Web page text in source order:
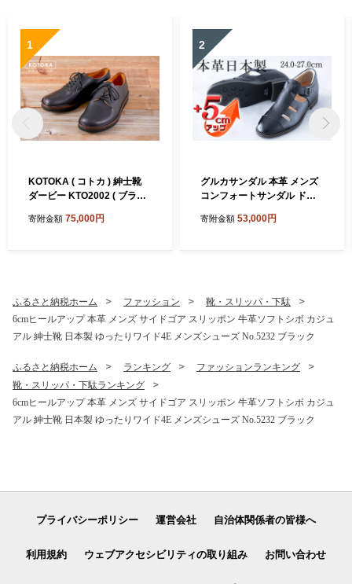
1
KOTOKA ( コトカ ) 紳士靴
ダービー KTO2002 ( ブラッ
寄附金額 75,000円
2
グルカサンダル 本革 メンズ
コンフォートサンダル ドラ
ットシューズ 牛革 ソフトシ
寄附金額 53,000円
ふるさと納税ホーム ファッション
靴・スリッパ・下駄
6cmヒールアップ 本革 メンズ サイドゴア スリッポン 牛革ソフトシボ カジュ
アル 紳士靴 日本製 ゆったりワイド4E メンズシューズ No.5232 ブラック
ふるさと納税ホーム ランキング
ファッションランキング
靴・スリッパ・下駄ランキング
6cmヒールアップ 本革 メンズ サイドゴア スリッポン 牛革ソフトシボ カジュ
アル 紳士靴 日本製 ゆったりワイド4E メンズシューズ No.5232 ブラック
プライバシーポリシー 運営会社 自治体関係者の皆様へ
利用規約 ウェブアクセシビリティの取り組み お問い合わせ